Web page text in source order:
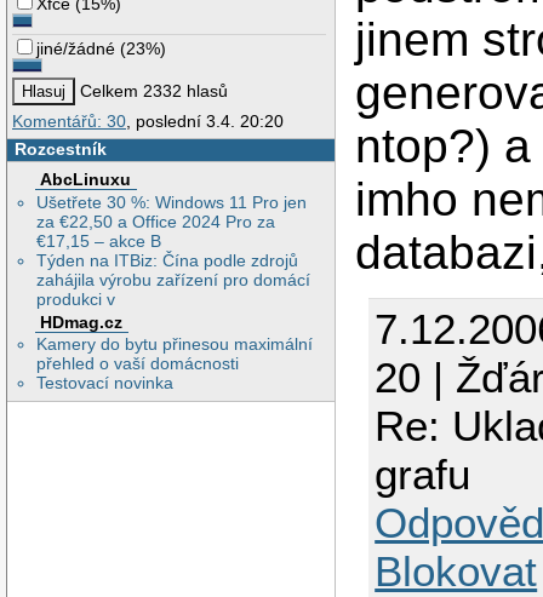
Xfce (15%)
jiné/žádné (23%)
Celkem 2332 hlasů
Komentářů: 30, poslední 3.4. 20:20
Rozcestník
AbcLinuxu
Ušetřete 30 %: Windows 11 Pro jen
za €22,50 a Office 2024 Pro za
€17,15 – akce B
Týden na ITBiz: Čína podle zdrojů
zahájila výrobu zařízení pro domácí
produkci v
HDmag.cz
Kamery do bytu přinesou maximální
přehled o vaší domácnosti
Testovací novinka
jinem
ntop?)
imho
20 |
Re:
grafu
Blokovat